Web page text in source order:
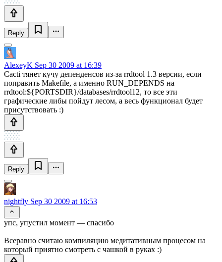
Reply
AlexeyK Sep 30 2009 at 16:39
Cacti тянет кучу депенденсов из-за rrdtool 1.3 версии, если
поправить Makefile, а именно RUN_DEPENDS на
rrdtool:${PORTSDIR}/databases/rrdtool12, то все эти
графические либы пойдут лесом, а весь функционал будет
присутствовать :)
Reply
nightfly Sep 30 2009 at 16:53
упс, упустил момент — спасибо
Всеравно считаю компиляцию медитативным процесом на
который приятно смотреть с чашкой в руках :)